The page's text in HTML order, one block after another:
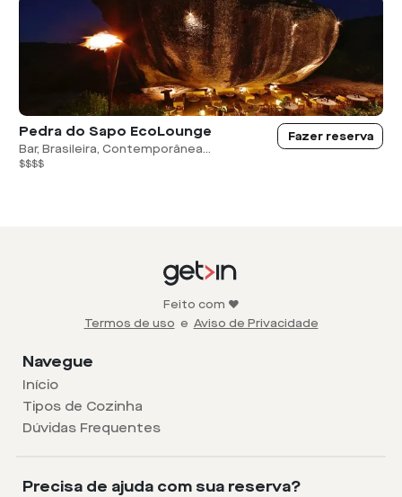
Pedra do Sapo EcoLounge
Bar, Brasileira, Contemporânea...
$$$$
Fazer reserva
Feito com ❤️
Termos de uso e Aviso de Privacidade
Navegue
Início
Tipos de Cozinha
Dúvidas Frequentes
Precisa de ajuda com sua reserva?